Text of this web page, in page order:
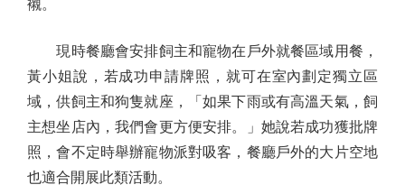
襯。
現時餐廳會安排飼主和寵物在戶外就餐區域用餐，
黃小姐說，若成功申請牌照，就可在室內劃定獨立區
域，供飼主和狗隻就座，「如果下雨或有高溫天氣，飼
主想坐店內，我們會更方便安排。」她說若成功獲批牌
照，會不定時舉辦寵物派對吸客，餐廳戶外的大片空地
也適合開展此類活動。